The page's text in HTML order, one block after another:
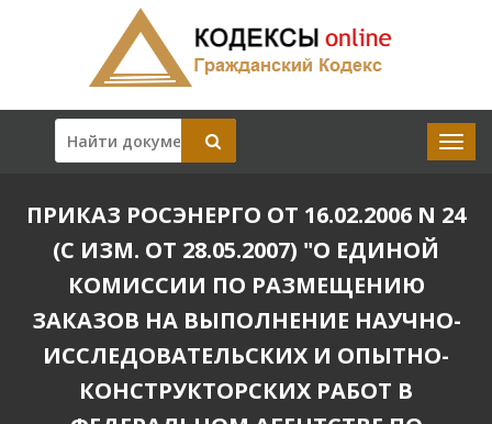
ПРИКАЗ РОСЭНЕРГО ОТ 16.02.2006 N 24
(С ИЗМ. ОТ 28.05.2007) "О ЕДИНОЙ
КОМИССИИ ПО РАЗМЕЩЕНИЮ
ЗАКАЗОВ НА ВЫПОЛНЕНИЕ НАУЧНО-
ИССЛЕДОВАТЕЛЬСКИХ И ОПЫТНО-
КОНСТРУКТОРСКИХ РАБОТ В